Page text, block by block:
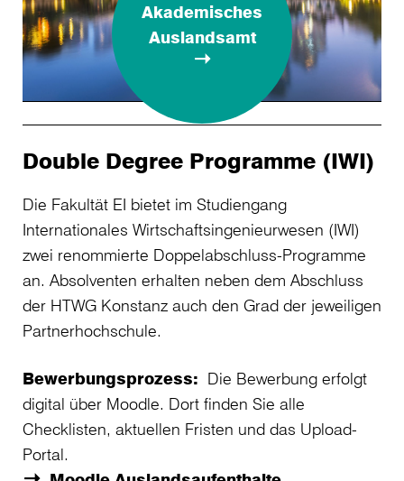
Akademisches
Auslandsamt
Double Degree Programme (IWI)
Die Fakultät EI bietet im Studiengang
Internationales Wirtschaftsingenieurwesen (IWI)
zwei renommierte Doppelabschluss-Programme
an. Absolventen erhalten neben dem Abschluss
der HTWG Konstanz auch den Grad der jeweiligen
Partnerhochschule.
Bewerbungsprozess: Die Bewerbung erfolgt
digital über Moodle. Dort finden Sie alle
Checklisten, aktuellen Fristen und das Upload-
Portal.